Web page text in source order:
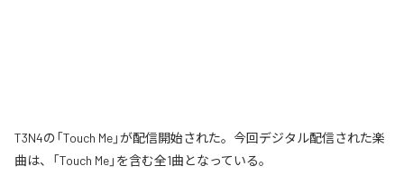
T3N4の「Touch Me」が配信開始された。今回デジタル配信された楽
曲は、「Touch Me」を含む全1曲となっている。